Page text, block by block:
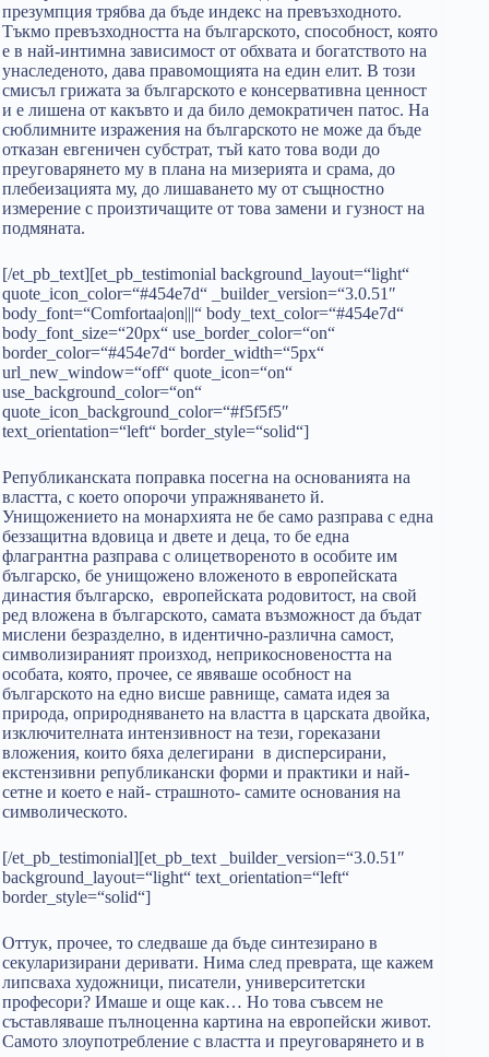
презумпция трябва да бъде индекс на превъзходното.
Тъкмо превъзходността на българското, способност, която
е в най-интимна зависимост от обхвата и богатството на
унаследеното, дава правомощията на един елит. В този
смисъл грижата за българското е консервативна ценност
и е лишена от какъвто и да било демократичен патос. На
сюблимните изражения на българското не може да бъде
отказан евгеничен субстрат, тъй като това води до
преуговарянето му в плана на мизерията и срама, до
плебеизацията му, до лишаването му от същностно
измерение с произтичащите от това замени и гузност на
подмяната.
[/et_pb_text][et_pb_testimonial background_layout=“light“
quote_icon_color=“#454e7d“ _builder_version=“3.0.51″
body_font=“Comfortaa|on|||“ body_text_color=“#454e7d“
body_font_size=“20px“ use_border_color=“on“
border_color=“#454e7d“ border_width=“5px“
url_new_window=“off“ quote_icon=“on“
use_background_color=“on“
quote_icon_background_color=“#f5f5f5″
text_orientation=“left“ border_style=“solid“]
Републиканската поправка посегна на основанията на
властта, с което опорочи упражняването й.
Унищожението на монархията не бе само разправа с една
беззащитна вдовица и двете и деца, то бе една
флагрантна разправа с олицетвореното в особите им
българско, бе унищожено вложеното в европейската
династия българско, европейската родовитост, на свой
ред вложена в българското, самата възможност да бъдат
мислени безразделно, в идентично-различна самост,
символизираният произход, неприкосновеността на
особата, която, прочее, се явяваше особност на
българското на едно висше равнище, самата идея за
природа, оприродняването на властта в царската двойка,
изключителната интензивност на тези, гореказани
вложения, които бяха делегирани в дисперсирани,
екстензивни републикански форми и практики и най-
сетне и което е най- страшното- самите основания на
символическото.
[/et_pb_testimonial][et_pb_text _builder_version=“3.0.51″
background_layout=“light“ text_orientation=“left“
border_style=“solid“]
Оттук, прочее, то следваше да бъде синтезирано в
секуларизирани деривати. Нима след преврата, ще кажем
липсваха художници, писатели, университетски
професори? Имаше и още как… Но това съвсем не
съставляваше пълноценна картина на европейски живот.
Самото злоупотребление с властта и преуговарянето и в